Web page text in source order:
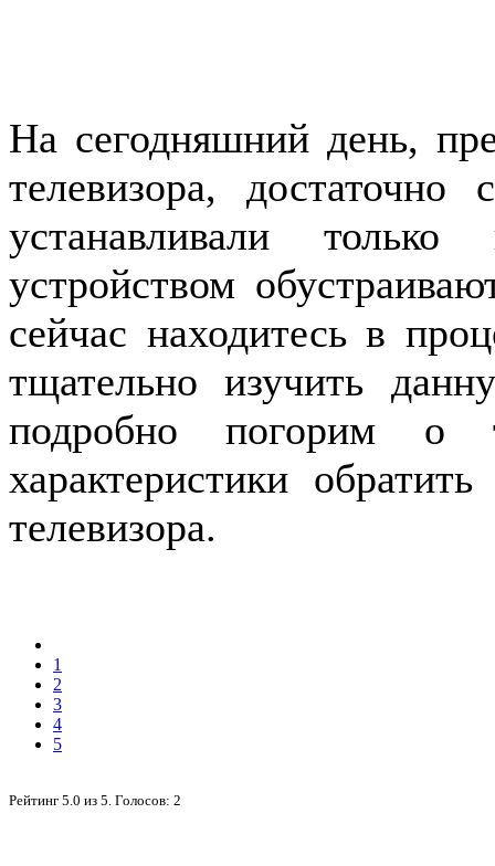
На сегодняшний день,
телевизора,
устанавливали
устройством
сейчас находитесь в
тщательно изучить
подробно погорим
характеристики
телевизора.
1
2
3
4
5
Рейтинг 5.0 из 5 . Голосов: 2